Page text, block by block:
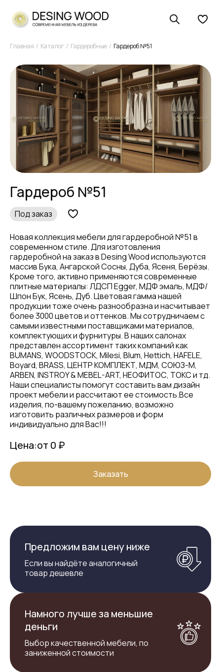
Главная Каталог Гардеробные Гардероб №51
Гардероб №51
Под заказ
Новая коллекция мебели для гардеробной №51 в
современном стиле. Для изготовления
гардеробной на заказ в Desing Wood используются
массив Бука, Ангарской Сосны, Дуба, Ясеня, Берёзы.
Кроме того, активно применяются современные
плитные материалы: ЛДСП Egger, МДФ эмаль, МДФ/
Шпон Бук, Ясень, Дуб. Цветовая гамма нашей
продукции тоже очень разнообразна и насчитывает
более 3000 цветов и оттенков. Мы сотрудничаем с
самыми известными поставщиками материалов,
комплектующих и фурнитуры. В наших салонах
представлен ассортимент таких компаний как
BUMANS, WOODSTOCK, Milesi, Blum, Hettich, HAFELE,
Boyard, BRASS, ЦЕНТР КОМПЛЕКТ, МДМ, СОЮЗ-М,
ARBEN, INSTROY & MEBEL-ART, НЕОФИТОС, ТОКС и тд.
Наши специалисты помогут составить вам дизайн
проект мебели и рассчитают ее стоимость.Все
изделия, по-вашему пожеланию, возможно
изготовить различных размеров и форм
индивидуально для Вас!!!
Цена:от 0 ₽
Заказать
Предложим вам цену ниже
Если вы найдёте аналогичный
товар дешевле
Намного лучше за меньшие
деньги
Выбор качественной мебели, по
заниженной стоимости